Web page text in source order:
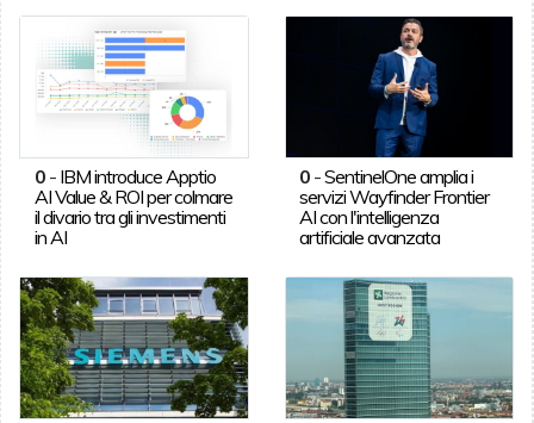
0- IBM introduce Apptio
AI Value & ROI per colmare
il divario tra gli investimenti
in AI
0 -SentinelOne amplia i
servizi Wayfinder Frontier
AI con l'intelligenza
artificiale avanzata